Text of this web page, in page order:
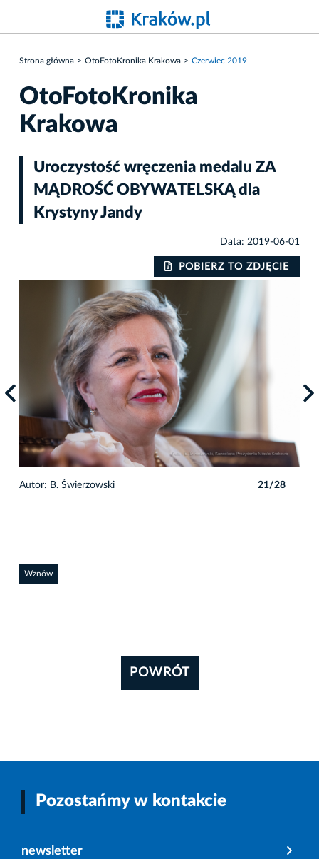
Strona główna OtoFotoKronika Krakowa Czerwiec 2019
OtoFotoKronika
Krakowa
Uroczystość wręczenia medalu ZA
MĄDROŚĆ OBYWATELSKĄ dla
Krystyny Jandy
Data: 2019-06-01
POBIERZ TO ZDJĘCIE
Autor: B. Świerzowski 21/28
Wznów
POWRÓT
Pozostańmy w kontakcie
newsletter